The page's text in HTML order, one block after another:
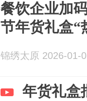
餐饮企业加
节年货礼盒“
锦绣太原 2026-01-
年货礼盒